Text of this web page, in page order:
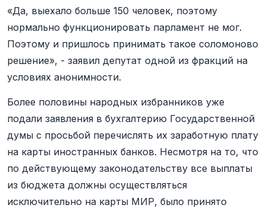
«Да, выехало больше 150 человек, поэтому
нормально функционировать парламент не мог.
Поэтому и пришлось принимать такое соломоново
решение», - заявил депутат одной из фракций на
условиях анонимности.
Более половины народных избранников уже
подали заявления в бухгалтерию Государственной
думы с просьбой перечислять их заработную плату
на карты иностранных банков. Несмотря на то, что
по действующему законодательству все выплаты
из бюджета должны осуществляться
исключительно на карты МИР, было принято